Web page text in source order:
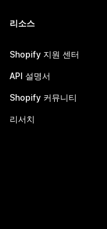
리소스
Shopify 지원 센터
API 설명서
Shopify 커뮤니티
리서치